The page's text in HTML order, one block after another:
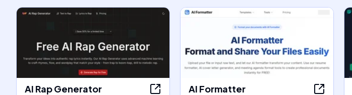
AI Rap Generator AI Formatter